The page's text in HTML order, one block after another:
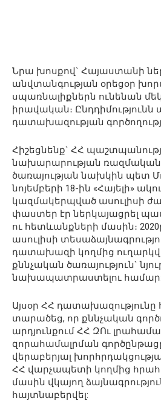
Նրա խոսքով` Հայաստանի
անվտանգության օրեցօր
սպառնալիքներն ունենան մեկ
իրավական։
դատախազության
Հիշեցնենք` ՀՀ
նախարարության ռազմական
ծառայության նախկին պետ
նոյեմբերի 18-ին «Հայելի»
կազմակերպված ասուլիսի
փաստեր էր ներկայացրել
ու հետևանքների մասին։
ասուլիսի
դատախազի կողմից
քննչական ծառայություն`
նախապատրաստելու համար:
Այսօր ՀՀ դատախազությունը
տարածեց, որ քննչական
արդյունքում ՀՀ ԶՈւ
զորահամալրման
վերաբերյալ
ՀՀ վարչապետի կողմից
մասին վկայող
հայտնաբերվել: